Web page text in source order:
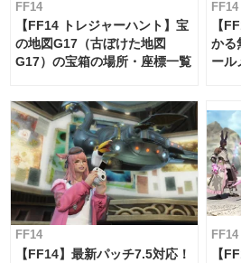
FF14
【FF14 トレジャーハント】宝
の地図G17（古ぼけた地図
G17）の宝箱の場所・座標一覧
FF14
【
かる
ール
FF14
【FF14】最新パッチ7.5対応！
FF14
【